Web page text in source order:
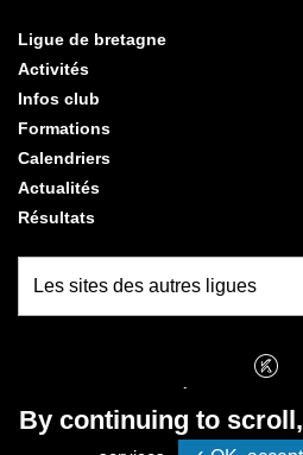
Ligue de bretagne
Activités
Infos club
Formations
Calendriers
Actualités
Résultats
PROTECTION DES
GESTION DES
By continuing to scroll,